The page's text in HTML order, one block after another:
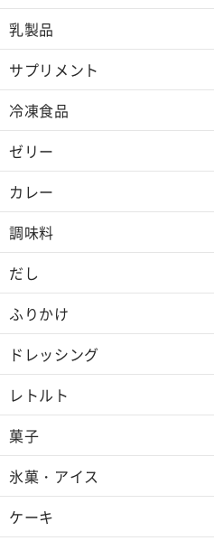
乳製品
サプリメント
冷凍食品
ゼリー
カレー
調味料
だし
ふりかけ
ドレッシング
レトルト
菓子
氷菓・アイス
ケーキ